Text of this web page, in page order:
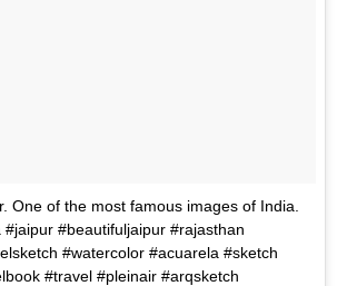
One of the most famous images of India.
#beautifuljaipur #rajasthan
#watercolor #acuarela #sketch
#travel #pleinair #arqsketch